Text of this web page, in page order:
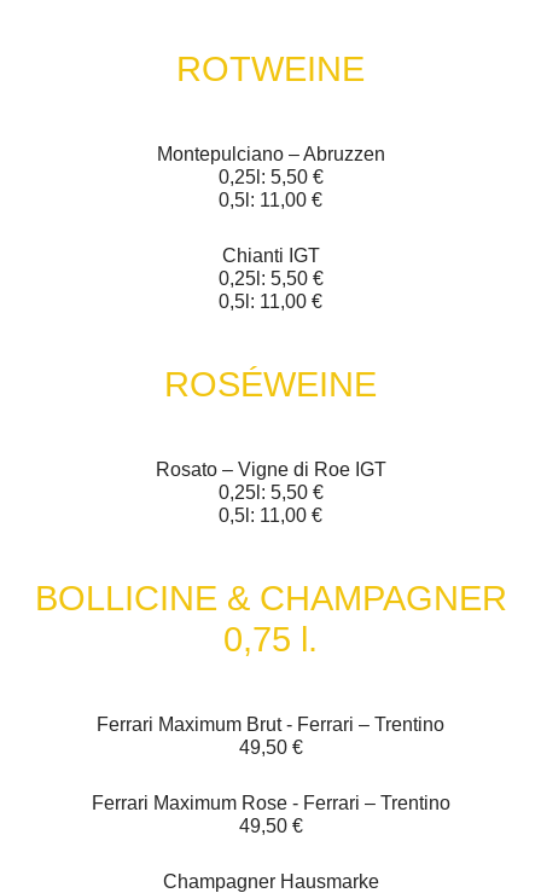
ROTWEINE
Montepulciano – Abruzzen
0,25l: 5,50 €
0,5l: 11,00 €
Chianti IGT
0,25l: 5,50 €
0,5l: 11,00 €
ROSÉWEINE
Rosato – Vigne di Roe IGT
0,25l: 5,50 €
0,5l: 11,00 €
BOLLICINE & CHAMPAGNER
0,75 l.
Ferrari Maximum Brut - Ferrari – Trentino
49,50 €
Ferrari Maximum Rose - Ferrari – Trentino
49,50 €
Champagner Hausmarke